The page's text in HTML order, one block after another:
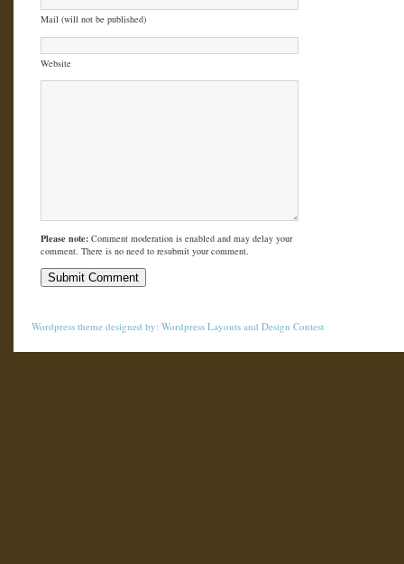
Mail (will not be published)
Website
Please note: Comment moderation is enabled and may delay your
comment. There is no need to resubmit your comment.
Wordpress theme designed by: Wordpress Layouts and Design Contest